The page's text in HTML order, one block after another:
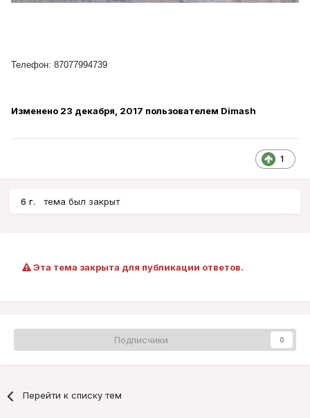
Телефон: 87077994739
Изменено 23 декабря, 2017 пользователем Dimash
1
6 г. тема был закрыт
Эта тема закрыта для публикации ответов.
Подписчики 0
Перейти к списку тем